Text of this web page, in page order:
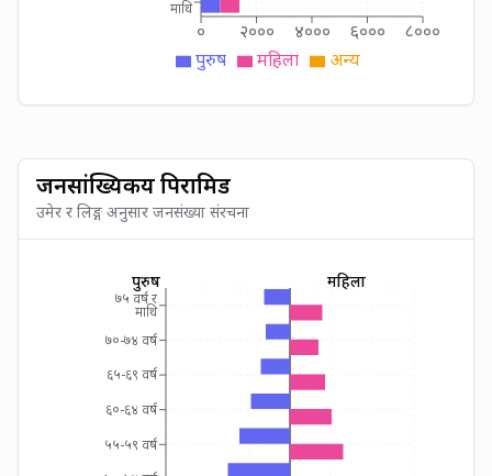
० २००० ४००० ६००० ८०००
माथि
पुरुष महिला अन्य
जनसांख्यिकीय पिरामिड
उमेर र लिङ्ग अनुसार जनसंख्या संरचना
७५ वर्ष र
माथि
७०-७४ वर्ष
६५-६९ वर्ष
६०-६४ वर्ष
५५-५९ वर्ष
पुरुष महिला